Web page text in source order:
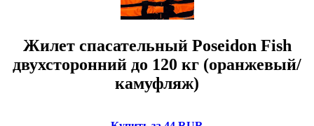
Жилет спасательный Poseidon Fish
двухсторонний до 120 кг (оранжевый/
камуфляж)